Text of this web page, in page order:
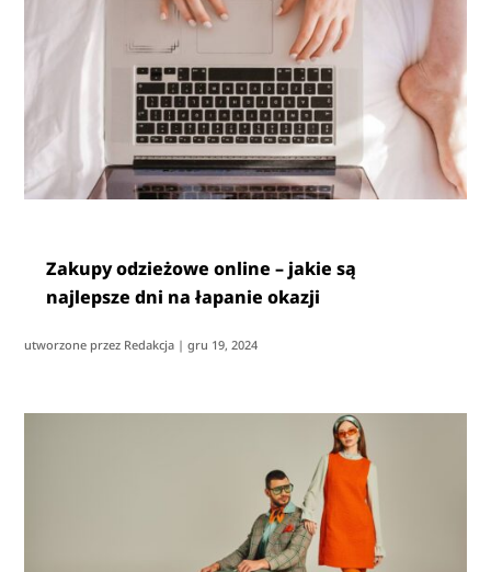
Zakupy odzieżowe online – jakie są
najlepsze dni na łapanie okazji
utworzone przez Redakcja |gru 19, 2024